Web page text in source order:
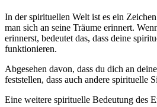
In der spirituellen Welt ist es ein
man sich an seine Träume erinnert.
erinnerst, bedeutet das, dass deine
funktionieren.
Abgesehen davon, dass du dich an
feststellen, dass auch andere spirituelle
Eine weitere spirituelle Bedeutung des